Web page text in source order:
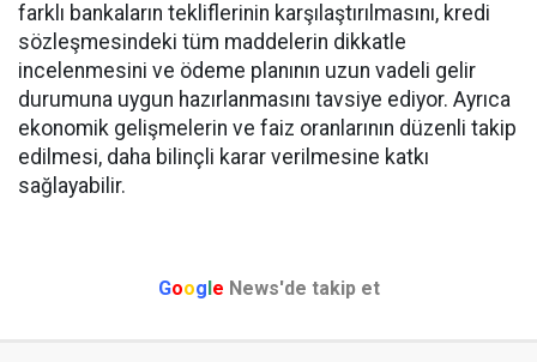
farklı bankaların tekliflerinin karşılaştırılmasını, kredi
sözleşmesindeki tüm maddelerin dikkatle
incelenmesini ve ödeme planının uzun vadeli gelir
durumuna uygun hazırlanmasını tavsiye ediyor. Ayrıca
ekonomik gelişmelerin ve faiz oranlarının düzenli takip
edilmesi, daha bilinçli karar verilmesine katkı
sağlayabilir.
Google News'de takip et